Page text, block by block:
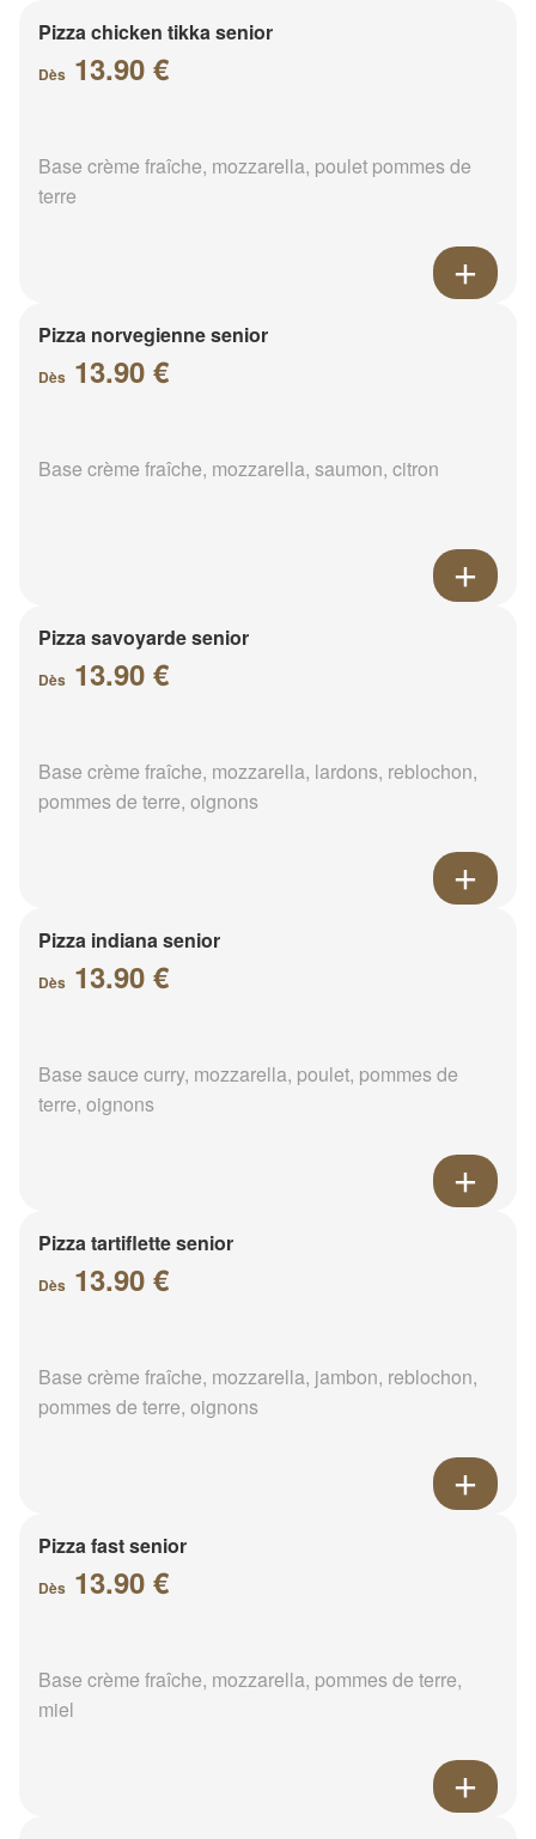
Pizza chicken tikka senior
Dès 13.90 €
Base crème fraîche, mozzarella, poulet pommes de
terre
Pizza norvegienne senior
Dès 13.90 €
Base crème fraîche, mozzarella, saumon, citron
Pizza savoyarde senior
Dès 13.90 €
Base crème fraîche, mozzarella, lardons, reblochon,
pommes de terre, oignons
Pizza indiana senior
Dès 13.90 €
Base sauce curry, mozzarella, poulet, pommes de
terre, oignons
Pizza tartiflette senior
Dès 13.90 €
Base crème fraîche, mozzarella, jambon, reblochon,
pommes de terre, oignons
Pizza fast senior
Dès 13.90 €
Base crème fraîche, mozzarella, pommes de terre,
miel